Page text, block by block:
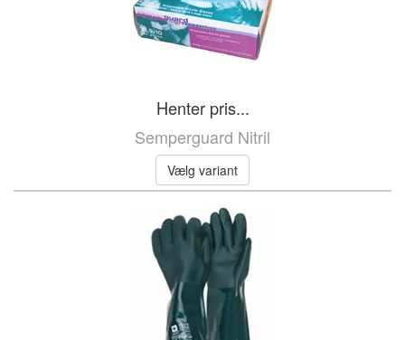
Henter pris...
Semperguard Nitril
Vælg variant